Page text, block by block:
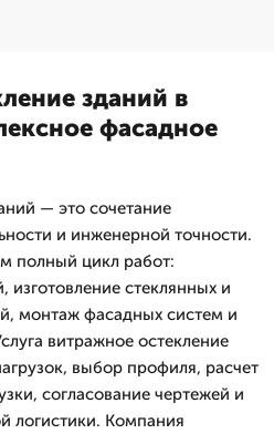
зданий в
фасадное
— это сочетание
и инженерной точности.
полный цикл работ:
изготовление стеклянных и
монтаж фасадных систем и
витражное остекление
выбор профиля, расчет
согласование чертежей и
логистики. Компания